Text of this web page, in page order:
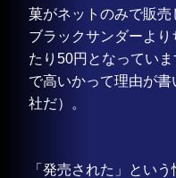
菓がネットのみで販
ブラックサンダーよ
たり50円となってい
で高いかって理由が
社だ）。
「発売された」とい